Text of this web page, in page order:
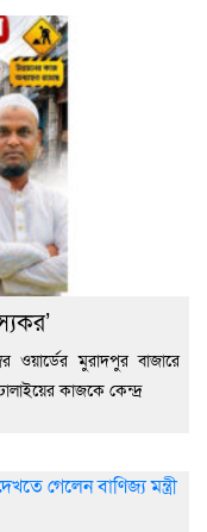
ওয়ার্ডের মুরাদপুর বাজারে
কাজকে কেন্দ্র